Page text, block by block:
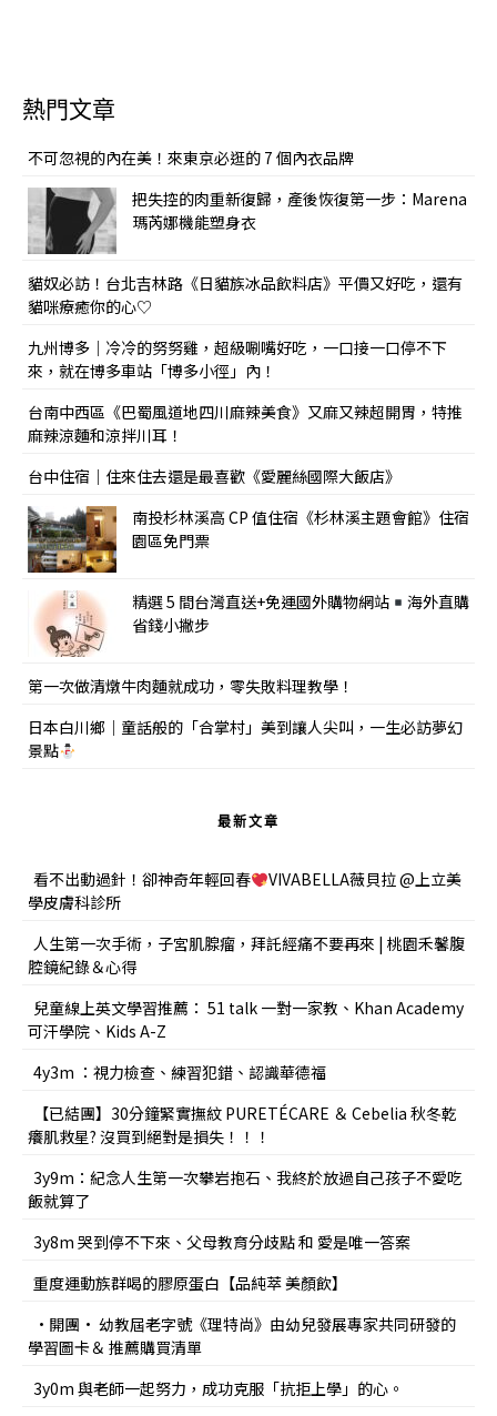
熱門文章
不可忽視的內在美！來東京必逛的 7 個內衣品牌
把失控的肉重新復歸，產後恢復第一步：Marena
瑪芮娜機能塑身衣
貓奴必訪！台北吉林路《日貓族冰品飲料店》平價又好吃，還有
貓咪療癒你的心♡
九州博多｜冷冷的努努雞，超級唰嘴好吃，一口接一口停不下
來，就在博多車站「博多小徑」內！
台南中西區《巴蜀風道地四川麻辣美食》又麻又辣超開胃，特推
麻辣涼麵和涼拌川耳！
台中住宿｜住來住去還是最喜歡《愛麗絲國際大飯店》
南投杉林溪高 CP 值住宿《杉林溪主題會館》住宿
園區免門票
精選 5 間台灣直送+免運國外購物網站
海外直購
省錢小撇步
第一次做清燉牛肉麵就成功，零失敗料理教學！
日本白川鄉｜童話般的「合掌村」美到讓人尖叫，一生必訪夢幻
景點
最新文章
看不出動過針！卻神奇年輕回春
VIVABELLA薇貝拉 @上立美
學皮膚科診所
人生第一次手術，子宮肌腺瘤，拜託經痛不要再來 | 桃園禾馨腹
腔鏡紀錄＆心得
兒童線上英文學習推薦： 51 talk 一對一家教、Khan Academy
可汗學院、Kids A-Z
4y3m ：視力檢查、練習犯錯、認識華德福
【已結團】30分鐘緊實撫紋 PURETÉCARE ＆ Cebelia 秋冬乾
癢肌救星? 沒買到絕對是損失！！！
3y9m：紀念人生第一次攀岩抱石、我終於放過自己孩子不愛吃
飯就算了
3y8m 哭到停不下來、父母教育分歧點 和 愛是唯一答案
重度運動族群喝的膠原蛋白【品純萃 美顏飲】
•開團• 幼教屆老字號《理特尚》由幼兒發展專家共同研發的
學習圖卡＆ 推薦購買清單
3y0m 與老師一起努力，成功克服「抗拒上學」的心。